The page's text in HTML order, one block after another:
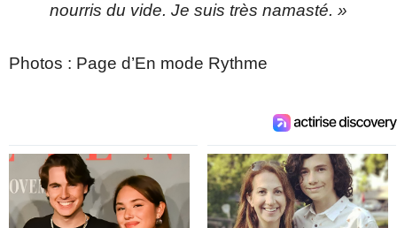
nourris du vide. Je suis très namasté. »
Photos : Page d’En mode Rythme